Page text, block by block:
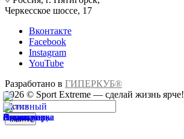
Черкесское шоссе, 17
Вконтакте
Facebook
Instagram
YouTube
Разработано в ГИПЕРКУБ®
2026 © Sport Extreme — сделай жизнь ярче!
Найти